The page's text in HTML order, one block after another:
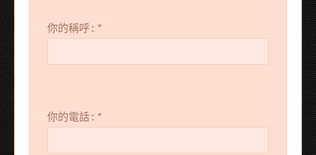
你的稱呼: *
你的電話: *